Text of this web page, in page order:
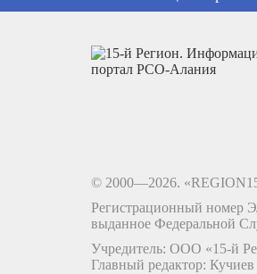
© 2000—2026.
Регистрационный номер
выданное Федеральной
Учредитель: ООО «15-й
Главный редактор: